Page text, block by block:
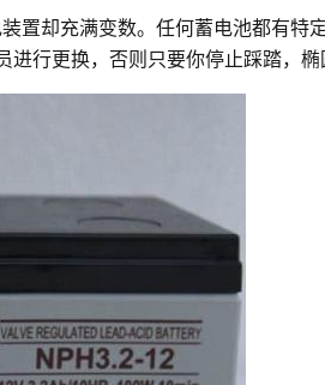
置却充满变数。任何蓄电池都有特
行更换，否则只要你停止踩踏，椭